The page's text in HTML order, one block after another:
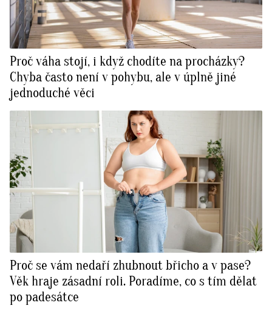
Proč váha stojí, i když chodíte na procházky?
Chyba často není v pohybu, ale v úplně jiné
jednoduché věci
Proč se vám nedaří zhubnout břicho a v pase?
Věk hraje zásadní roli. Poradíme, co s tím dělat
po padesátce